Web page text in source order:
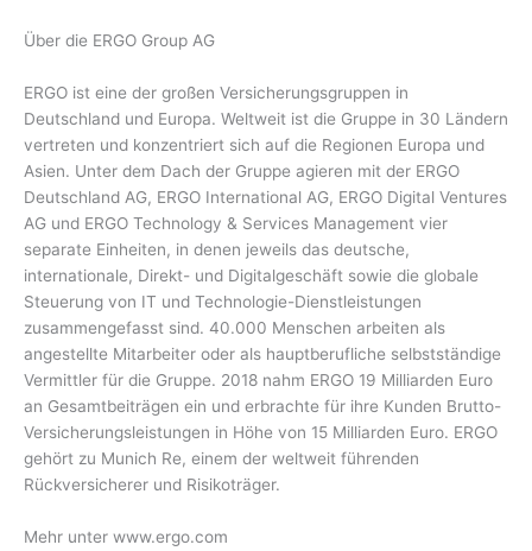
Über die ERGO Group AG
ERGO ist eine der großen Versicherungsgruppen in
Deutschland und Europa. Weltweit ist die Gruppe in 30 Ländern
vertreten und konzentriert sich auf die Regionen Europa und
Asien. Unter dem Dach der Gruppe agieren mit der ERGO
Deutschland AG, ERGO International AG, ERGO Digital Ventures
AG und ERGO Technology & Services Management vier
separate Einheiten, in denen jeweils das deutsche,
internationale, Direkt- und Digitalgeschäft sowie die globale
Steuerung von IT und Technologie-Dienstleistungen
zusammengefasst sind. 40.000 Menschen arbeiten als
angestellte Mitarbeiter oder als hauptberufliche selbstständige
Vermittler für die Gruppe. 2018 nahm ERGO 19 Milliarden Euro
an Gesamtbeiträgen ein und erbrachte für ihre Kunden Brutto-
Versicherungsleistungen in Höhe von 15 Milliarden Euro. ERGO
gehört zu Munich Re, einem der weltweit führenden
Rückversicherer und Risikoträger.
Mehr unter www.ergo.com